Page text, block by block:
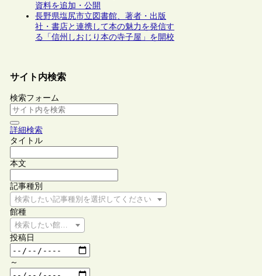
資料を追加・公開
長野県塩尻市立図書館、著者・出版
社・書店と連携して本の魅力を発信す
る「信州しおじり本の寺子屋」を開校
サイト内検索
検索フォーム
詳細検索
タイトル
本文
記事種別
検索したい記事種別を選択してください
館種
検索したい館種を選択してください
投稿日
～